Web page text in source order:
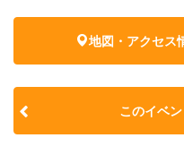
地図・アクセス
このイベ